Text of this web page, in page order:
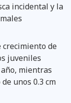
incidental y la
crecimiento de
juveniles
mientras
unos 0.3 cm